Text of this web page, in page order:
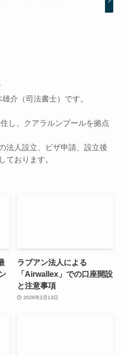
介（司法書士）です。
し、クアラルンプールを拠点
法人設立、ビザ申請、設立後
ております。
ラブアン法人による
「Airwallex」での口座開設
と注意事項
2026年2月13日